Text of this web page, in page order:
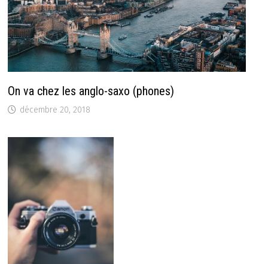
On va chez les anglo-saxo (phones)
décembre 20, 2018